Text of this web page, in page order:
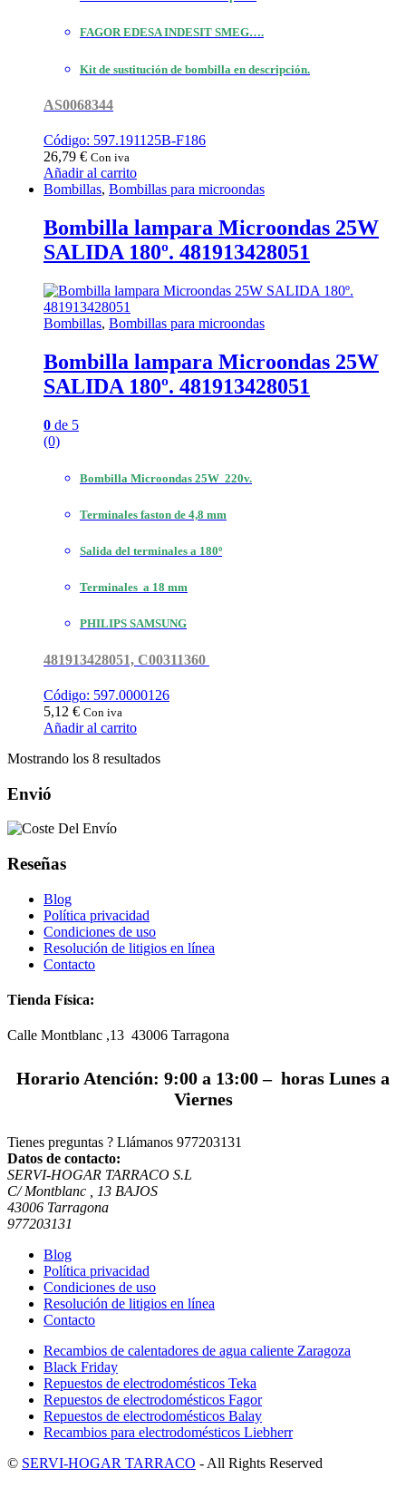
FAGOR EDESA INDESIT SMEG….
Kit de sustitución de bombilla en descripción.
AS0068344
Código: 597.191125B-F186
26,79 € Con iva
Añadir al carrito
Bombillas, Bombillas para microondas
Bombilla lampara Microondas 25W
SALIDA 180º. 481913428051
Bombillas, Bombillas para microondas
Bombilla lampara Microondas 25W
SALIDA 180º. 481913428051
0 de 5
(0)
Bombilla Microondas 25W 220v.
Terminales faston de 4,8 mm
Salida del terminales a 180º
Terminales a 18 mm
PHILIPS SAMSUNG
481913428051, C00311360
Código: 597.0000126
5,12 € Con iva
Añadir al carrito
Mostrando los 8 resultadosOrdenado
Envió
Reseñas
Blog
Política privacidad
Condiciones de uso
Resolución de litigios en línea
Contacto
Tienda Física:
Calle Montblanc ,13 43006 Tarragona
Horario Atención: 9:00 a 13:00 – horas Lunes a
Viernes
Tienes preguntas ? Llámanos 977203131
Datos de contacto:
SERVI-HOGAR TARRACO S.L
C/ Montblanc , 13 BAJOS
43006 Tarragona
977203131
Blog
Política privacidad
Condiciones de uso
Resolución de litigios en línea
Contacto
Recambios de calentadores de agua caliente Zaragoza
Black Friday
Repuestos de electrodomésticos Teka
Repuestos de electrodomésticos Fagor
Repuestos de electrodomésticos Balay
Recambios para electrodomésticos Liebherr
© SERVI-HOGAR TARRACO - All Rights Reserved